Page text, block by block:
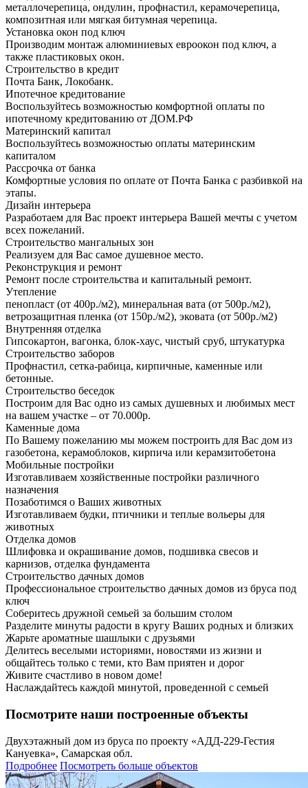
металлочерепица, ондулин, профнастил, керамочерепица,
композитная или мягкая битумная черепица.
Установка окон под ключ
Производим монтаж алюминиевых евроокон под ключ, а
также пластиковых окон.
Строительство в кредит
Почта Банк, Локобанк.
Ипотечное кредитование
Воспользуйтесь возможностью комфортной оплаты по
ипотечному кредитованию от ДОМ.РФ
Материнский капитал
Воспользуйтесь возможностью оплаты материнским
капиталом
Рассрочка от банка
Комфортные условия по оплате от Почта Банка с разбивкой на
этапы.
Дизайн интерьера
Разработаем для Вас проект интерьера Вашей мечты с учетом
всех пожеланий.
Строительство мангальных зон
Реализуем для Вас самое душевное место.
Реконструкция и ремонт
Ремонт после строительства и капитальный ремонт.
Утепление
пенопласт (от 400р./м2), минеральная вата (от 500р./м2),
ветрозащитная пленка (от 150р./м2), эковата (от 500р./м2)
Внутренняя отделка
Гипсокартон, вагонка, блок-хаус, чистый сруб, штукатурка
Строительство заборов
Профнастил, сетка-рабица, кирпичные, каменные или
бетонные.
Строительство беседок
Построим для Вас одно из самых душевных и любимых мест
на вашем участке – от 70.000р.
Каменные дома
По Вашему пожеланию мы можем построить для Вас дом из
газобетона, керамоблоков, кирпича или керамзитобетона
Мобильные постройки
Изготавливаем хозяйственные постройки различного
назначения
Позаботимся о Ваших животных
Изготавливаем будки, птичники и теплые вольеры для
животных
Отделка домов
Шлифовка и окрашивание домов, подшивка свесов и
карнизов, отделка фундамента
Строительство дачных домов
Профессиональное строительство дачных домов из бруса под
ключ
Соберитесь дружной семьей за большим столом
Разделите минуты радости в кругу Ваших родных и близких
Жарьте ароматные шашлыки с друзьями
Делитесь веселыми историями, новостями из жизни и
общайтесь только с теми, кто Вам приятен и дорог
Живите счастливо в новом доме!
Наслаждайтесь каждой минутой, проведенной с семьей
Посмотрите наши построенные объекты
Двухэтажный дом из бруса по проекту «АДД-229-Гестия
Кануевка», Самарская обл.
Подробнее Посмотреть больше объектов